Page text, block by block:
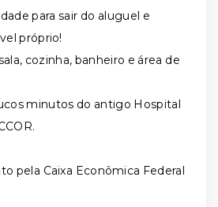
para sair do aluguel e
próprio!
cozinha, banheiro e área de
minutos do antigo Hospital
pela Caixa Econômica Federal